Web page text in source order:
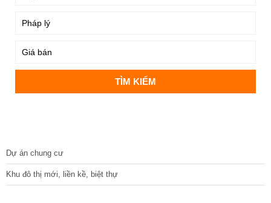
Dự án chung cư
Khu đô thị mới, liền kề, biệt thự